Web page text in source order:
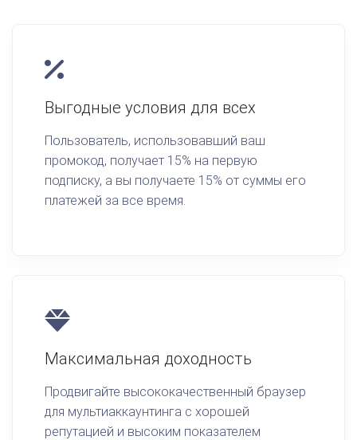
Выгодные условия для всех
Пользователь, использовавший ваш
промокод, получает 15% на первую
подписку, а вы получаете 15% от суммы его
платежей за все время.
Максимальная доходность
Продвигайте высококачественный браузер
для мультиаккаунтинга с хорошей
репутацией и высоким показателем